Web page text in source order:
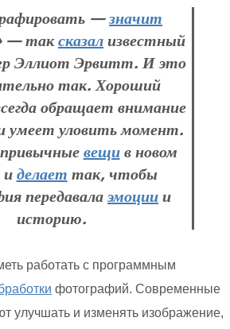
—значит
— таксказализвестный
Эллиот Эрвитт. И это
так. Хороший
обращает внимание
умеет уловить момент.
привычныевещив новом
иделает так, чтобы
передавалаэмоциии
историю.
работать с программным
фотографий. Современные
улучшать и изменять изображение,